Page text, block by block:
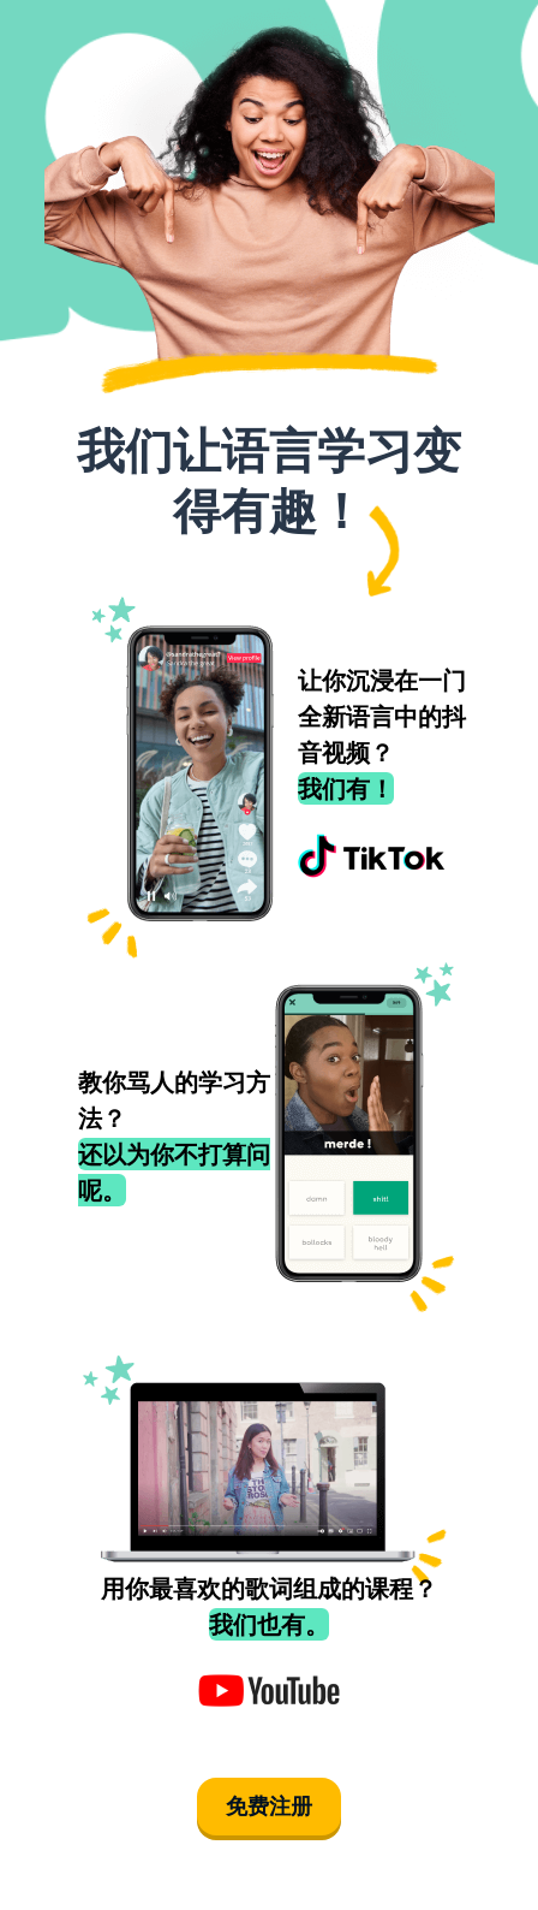
我们让语言学习变
得有趣！
让你沉浸在一门
全新语言中的抖
音视频？
我们有！
教你骂人的学习方
法？
还以为你不打算问
呢。
用你最喜欢的歌词组成的课程？
我们也有。
免费注册